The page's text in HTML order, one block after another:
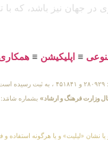
در جهان نیز باشد،
≡ اپلیکیشن ≡
وزارت فرهنگ و ارشاد»
نشان «لیلیت» و یا هرگونه استفاده